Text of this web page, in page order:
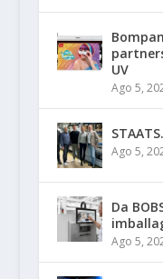
UV
Ago 5,
Ago 5,
Da
Ago 5,